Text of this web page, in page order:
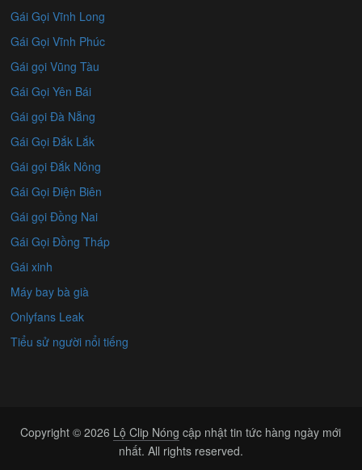
Gái Gọi Vĩnh Long
Gái Gọi Vĩnh Phúc
Gái gọi Vũng Tàu
Gái Gọi Yên Bái
Gái gọi Đà Nẵng
Gái Gọi Đắk Lắk
Gái gọi Đắk Nông
Gái Gọi Điện Biên
Gái gọi Đồng Nai
Gái Gọi Đồng Tháp
Gái xinh
Máy bay bà già
Onlyfans Leak
Tiểu sử người nổi tiếng
Copyright © 2026 Lộ Clip Nóng cập nhật tin tức hàng ngày mới
nhất. All rights reserved.